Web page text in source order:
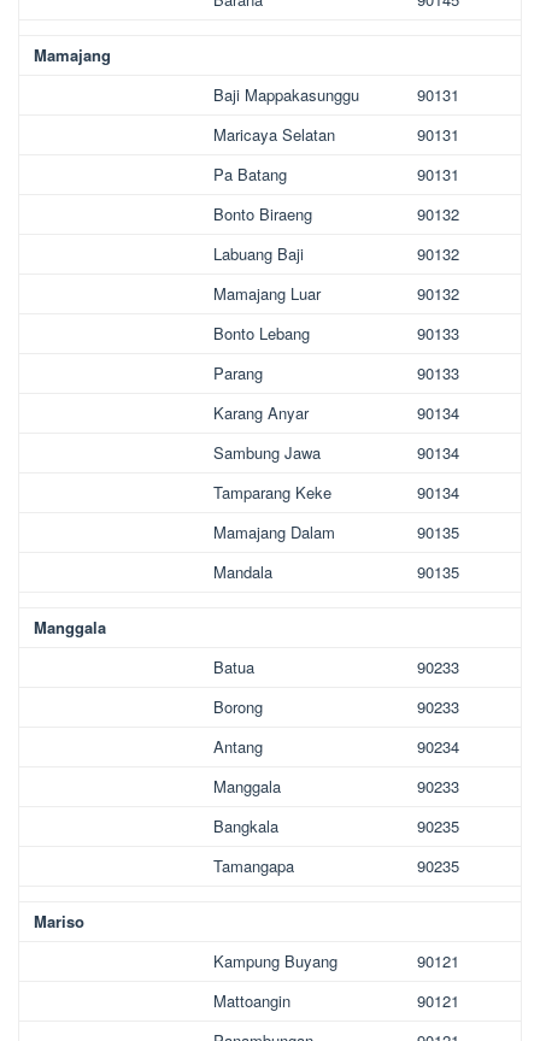
Mamajang
Baji Mappakasunggu
90131
Maricaya Selatan
90131
Pa Batang
90131
Bonto Biraeng
90132
Labuang Baji
90132
Mamajang Luar
90132
Bonto Lebang
90133
Parang
90133
Karang Anyar
90134
Sambung Jawa
90134
Tamparang Keke
90134
Mamajang Dalam
90135
Mandala
90135
Manggala
Batua
90233
Borong
90233
Antang
90234
Manggala
90233
Bangkala
90235
Tamangapa
90235
Mariso
Kampung Buyang
90121
Mattoangin
90121